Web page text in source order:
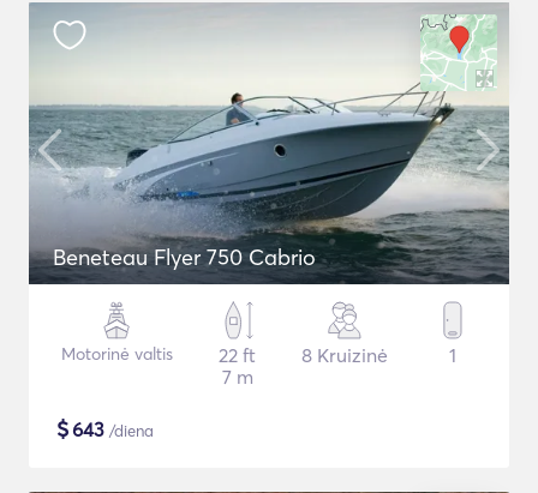
Beneteau Flyer 750 Cabrio
Motorinė valtis
22 ft
7 m
8 Kruizinė 1
$643 /diena